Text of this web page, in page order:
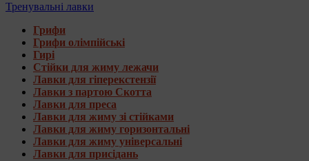
Тренувальні лавки
Грифи
Грифи олімпійські
Гирі
Стійки для жиму лежачи
Лавки для гіперекстензії
Лавки з партою Скотта
Лавки для преса
Лавки для жиму зі стійками
Лавки для жиму горизонтальні
Лавки для жиму універсальні
Лавки для присідань